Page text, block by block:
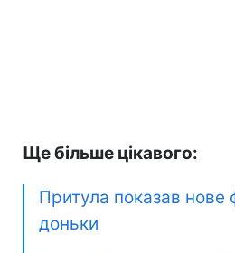
Ще більше цікавого:
Притула показав нове
доньки